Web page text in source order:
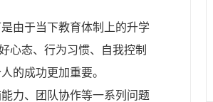
由于当下教育体制上的升学
心态、行为习惯、自我控制
的成功更加重要。
力、团队协作等一系列问题